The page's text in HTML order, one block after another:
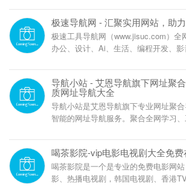
极速导航网 - 汇聚实用网站，助
极速工具导航网（www.jisuc.com）全
办公、设计、Ai、生活、编程开发、
导航小站 - 艾恩导航旗下网址聚
质网址导航大全
导航小站是艾恩导航旗下专业网址聚合
智能的网址导航服务。聚合全网学习
键直达目标网页。界面清爽无广告，
一次上网都成为高效体验。
喝茶影院-vip电影电视剧大全免
喝茶影院是一个是专业的免费电影网
影、热播电视剧，韩国电视剧、香港